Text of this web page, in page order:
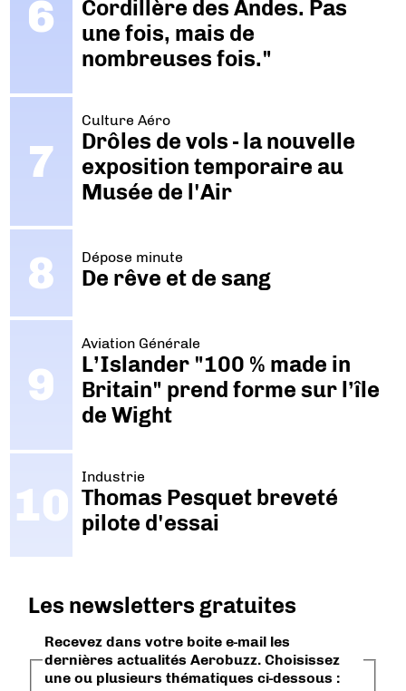
Cordillère des Andes. Pas
une fois, mais de
nombreuses fois."
Culture Aéro
Drôles de vols - la nouvelle
exposition temporaire au
Musée de l'Air
Dépose minute
De rêve et de sang
Aviation Générale
L’Islander "100 % made in
Britain" prend forme sur l’île
de Wight
Industrie
Thomas Pesquet breveté
pilote d'essai
Les newsletters gratuites
Recevez dans votre boite e-mail les
dernières actualités Aerobuzz. Choisissez
une ou plusieurs thématiques ci-dessous :